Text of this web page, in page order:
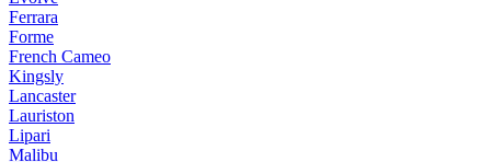
Ferrara
Forme
French Cameo
Kingsly
Lancaster
Lauriston
Lipari
Malibu